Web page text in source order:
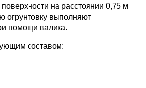
на расстоянии 0,75 м
огрунтовку выполняют
помощи валика.
составом: